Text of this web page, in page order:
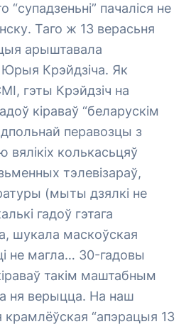
пачаліся не
Таго ж 13 верасьня
арыштавала
Юрыя Крэйдзіча. Як
гэты Крэйдзіч на
кіраваў “беларускім
перавозцы з
колькасьцяў
тэлевізараў,
(мыты дзялкі не
гадоў гэтага
шукала маскоўская
не магла… 30-гадовы
такім маштабным
ня верыцца. На наш
крамлёўская “апэрацыя 13